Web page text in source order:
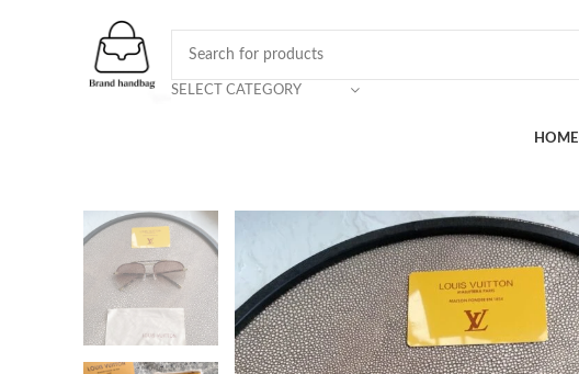
SELECT CATEGORY
HOME